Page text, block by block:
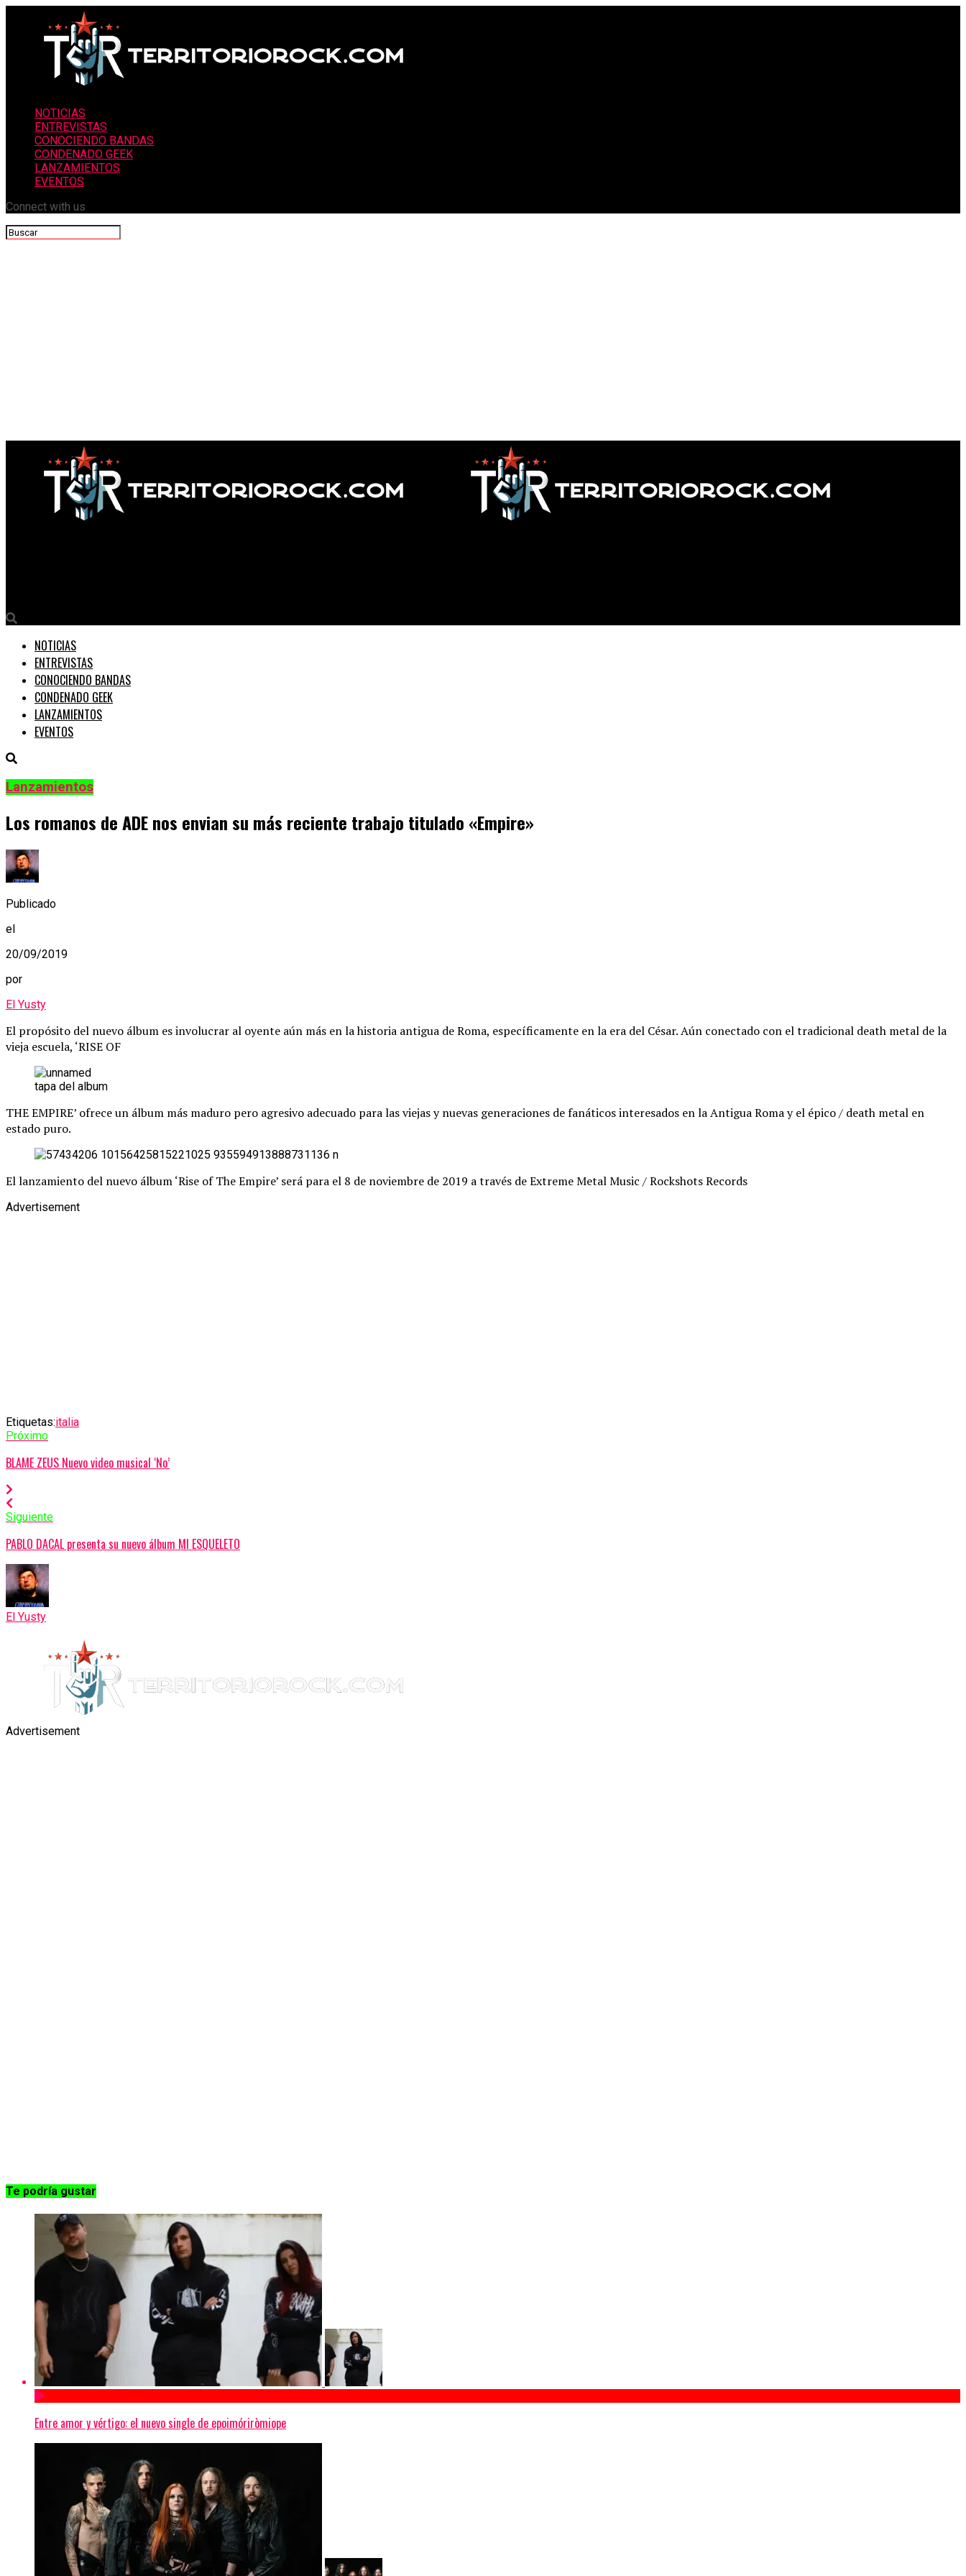
NOTICIAS
ENTREVISTAS
CONOCIENDO BANDAS
CONDENADO GEEK
LANZAMIENTOS
EVENTOS
Connect with us
NOTICIAS
ENTREVISTAS
CONOCIENDO BANDAS
CONDENADO GEEK
LANZAMIENTOS
EVENTOS
Lanzamientos
Los romanos de ADE nos envian su más reciente trabajo titulado «Empire»
Publicado
el
20/09/2019
por
El Yusty
El propósito del nuevo álbum es involucrar al oyente aún más en la historia antigua de Roma, específicamente en la era del César. Aún conectado con el tradicional death metal de la
vieja escuela, ‘RISE OF
tapa del album
THE EMPIRE’ ofrece un álbum más maduro pero agresivo adecuado para las viejas y nuevas generaciones de fanáticos interesados ​​en la Antigua Roma y el épico / death metal en
estado puro.
El lanzamiento del nuevo álbum ‘Rise of The Empire’ será para el 8 de noviembre de 2019 a través de Extreme Metal Music / Rockshots Records
Advertisement
Etiquetas:italia
Próximo
BLAME ZEUS Nuevo video musical ‘No’
Siguiente
PABLO DACAL presenta su nuevo álbum MI ESQUELETO
El Yusty
Advertisement
Te podría gustar
Entre amor y vértigo: el nuevo single de epoimóriròmiope